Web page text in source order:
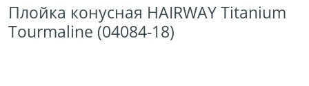
Плойка конусная HAIRWAY Titanium
Tourmaline (04084-18)